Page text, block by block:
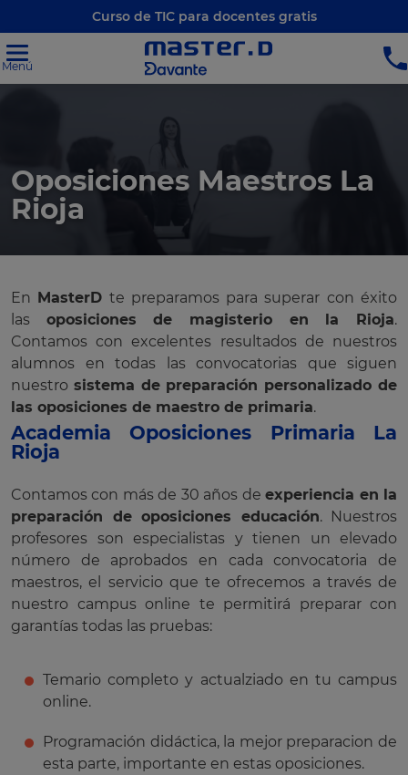
Curso de TIC para docentes gratis
Menú
Oposiciones Maestros La
Rioja
En MasterD te preparamos para superar con éxito
las oposiciones de magisterio en la Rioja.
Contamos con excelentes resultados de nuestros
alumnos en todas las convocatorias que siguen
nuestro sistema de preparación personalizado de
las oposiciones de maestro de primaria.
Academia Oposiciones Primaria La
Rioja
Contamos con más de 30 años deexperiencia en la
preparación de oposiciones educación. Nuestros
profesores son especialistas y tienen un elevado
número de aprobados en cada convocatoria de
maestros, el servicio que te ofrecemos a través de
nuestro campus online te permitirá preparar con
garantías todas las pruebas:
Temario completo y actualziado en tu campus
online.
Programación didáctica, la mejor preparacion de
esta parte, importante en estas oposiciones.